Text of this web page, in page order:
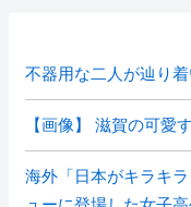
不器用な二人が辿り
【画像】 滋賀の可愛
海外「日本がキラキ